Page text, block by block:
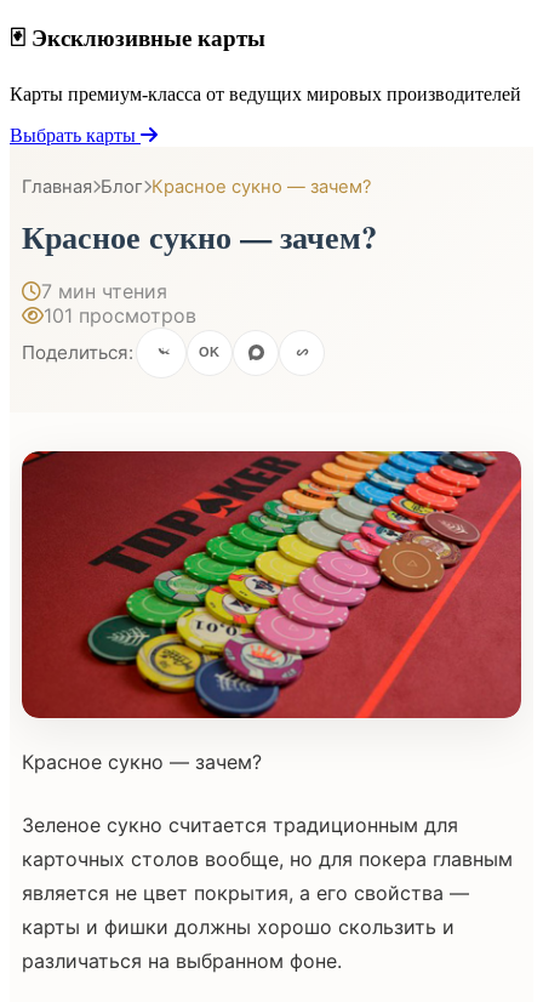
🃏 Эксклюзивные карты
Карты премиум-класса от ведущих мировых производителей
Выбрать карты
Главная Блог Красное сукно — зачем?
Красное сукно — зачем?
7 мин чтения
101 просмотров
Поделиться: OK
Красное сукно — зачем?
Зеленое сукно считается традиционным для
карточных столов вообще, но для покера главным
является не цвет покрытия, а его свойства —
карты и фишки должны хорошо скользить и
различаться на выбранном фоне.